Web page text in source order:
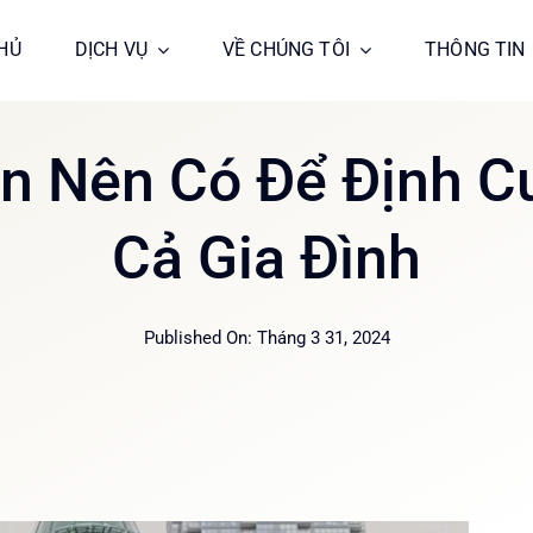
DỊCH VỤ VỀ CHÚNG TÔI THÔNG TIN
DỊCH VỤ VỀ CHÚNG TÔI THÔNG TIN
Nên Có Để Định
Cả Gia Đình
Published On: Tháng 3 31, 2024